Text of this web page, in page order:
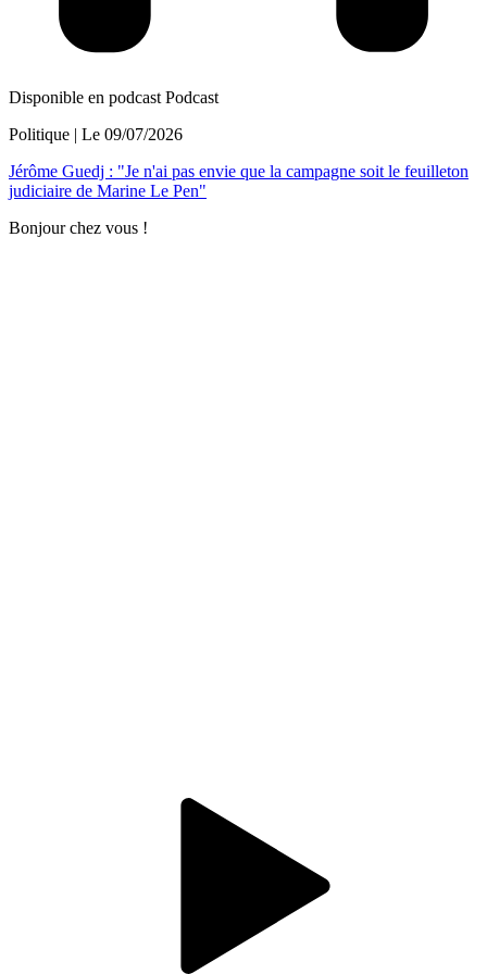
Disponible en podcast Podcast
Politique | Le 09/07/2026
Jérôme Guedj : "Je n'ai pas envie que la campagne soit le feuilleton
judiciaire de Marine Le Pen"
Bonjour chez vous !